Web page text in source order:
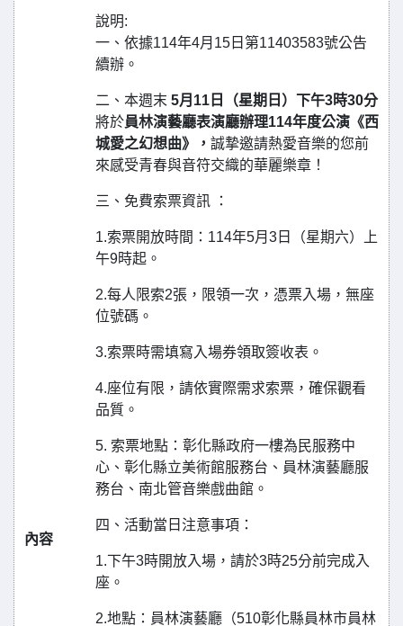
內容
說明:
一、依據114年4月15日第11403583號公告
續辦。
二、本週末 5月11日（星期日）下午3時30分
將於員林演藝廳表演廳辦理114年度公演《西
城愛之幻想曲》， 誠摯邀請熱愛音樂的您前
來感受青春與音符交織的華麗樂章！
三、免費索票資訊 ：
1.索票開放時間：114年5月3日（星期六）上
午9時起。
2.每人限索2張，限領一次，憑票入場，無座
位號碼。
3.索票時需填寫入場券領取簽收表。
4.座位有限，請依實際需求索票，確保觀看
品質。
5. 索票地點：彰化縣政府一樓為民服務中
心、彰化縣立美術館服務台、員林演藝廳服
務台、南北管音樂戲曲館。
四、活動當日注意事項：
1.下午3時開放入場，請於3時25分前完成入
座。
2.地點：員林演藝廳（510彰化縣員林市員林